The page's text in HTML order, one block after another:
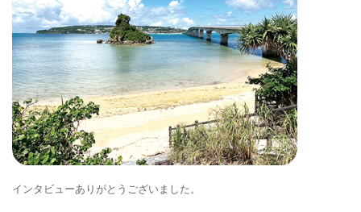
インタビューありがとうございました。